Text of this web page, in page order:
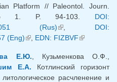
Platform // Paleontol. Journ.
1. P. 94-103. DOI:
(Rus)(link is external)
DOI:
(Eng)(link is external)
EDN: FIZBVF(link is
Е.Ю. , Кузьменкова О.Ф.,
Е.А. Котлинский горизонт
расчленение и